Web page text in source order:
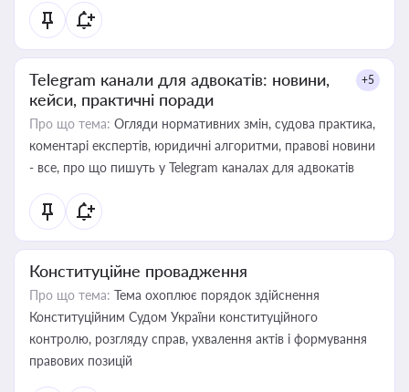
Telegram канали для адвокатів: новини,
кейси, практичні поради
+5
Про що тема: Огляди нормативних змін, судова практика,
коментарі експертів, юридичні алгоритми, правові новини
- все, про що пишуть у Telegram каналах для адвокатів
Конституційне провадження
Про що тема: Тема охоплює порядок здійснення
Конституційним Судом України конституційного
контролю, розгляду справ, ухвалення актів і формування
правових позицій